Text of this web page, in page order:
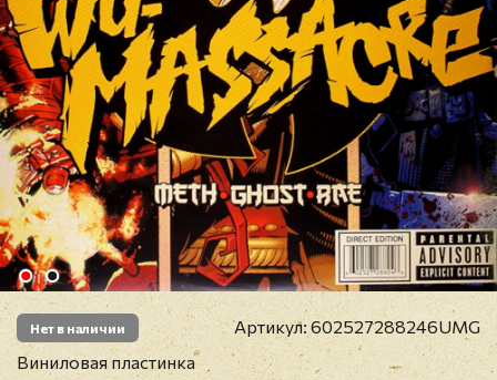
Нет в наличии Артикул:602527288246UMG
Виниловая пластинка